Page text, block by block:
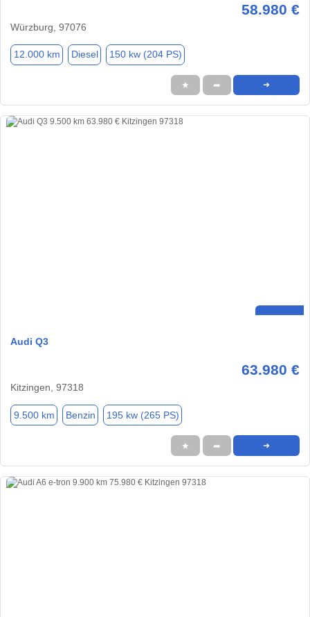
58.980 €
Würzburg, 97076
12.000 km Diesel 150 kw (204 PS)
★ ➦ ➜
Audi Q3
63.980 €
Kitzingen, 97318
9.500 km Benzin 195 kw (265 PS)
★ ➦ ➜